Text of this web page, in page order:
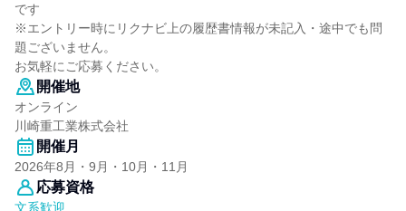
です
※エントリー時にリクナビ上の履歴書情報が未記入・途中でも問
題ございません。
お気軽にご応募ください。
開催地
オンライン
川崎重工業株式会社
開催月
2026年8月・9月・10月・11月
応募資格
文系歓迎